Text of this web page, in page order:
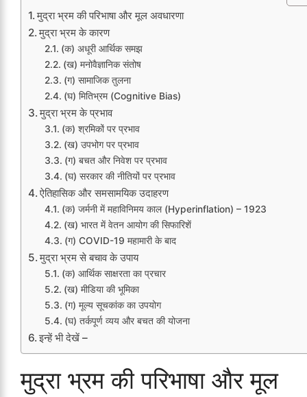
मुद्रा भ्रम की परिभाषा और मूल अवधारणा
मुद्रा भ्रम के कारण
(क) अधूरी आर्थिक समझ
(ख) मनोवैज्ञानिक संतोष
(ग) सामाजिक तुलना
(घ) मितिभ्रम (Cognitive Bias)
मुद्रा भ्रम के प्रभाव
(क) श्रमिकों पर प्रभाव
(ख) उपभोग पर प्रभाव
(ग) बचत और निवेश पर प्रभाव
(घ) सरकार की नीतियों पर प्रभाव
ऐतिहासिक और समसामयिक उदाहरण
(क) जर्मनी में महाविनिमय काल (Hyperinflation) – 1923
(ख) भारत में वेतन आयोग की सिफारिशें
(ग) COVID-19 महामारी के बाद
मुद्रा भ्रम से बचाव के उपाय
(क) आर्थिक साक्षरता का प्रचार
(ख) मीडिया की भूमिका
(ग) मूल्य सूचकांक का उपयोग
(घ) तर्कपूर्ण व्यय और बचत की योजना
इन्हें भी देखें –
मुद्रा भ्रम की परिभाषा और मूल